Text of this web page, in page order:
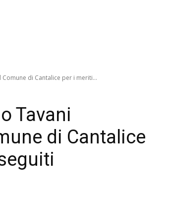
di Cantalice per i meriti...
Tavani
di Cantalice